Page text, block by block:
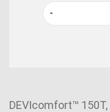
-
DEVIcomfort™ 150T,